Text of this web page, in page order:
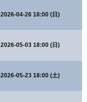
2026-04-26 18:00 (日)
2026-05-03 18:00 (日)
2026-05-23 18:00 (土)